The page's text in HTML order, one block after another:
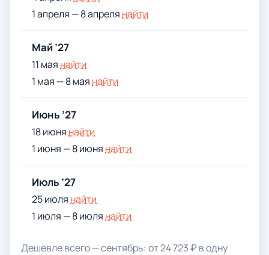
1 апреля — 8 апреля найти
Май ’27
11 мая найти
1 мая — 8 мая найти
Июнь ’27
18 июня найти
1 июня — 8 июня найти
Июль ’27
25 июля найти
1 июля — 8 июля найти
Дешевле всего — сентябрь: от 24 723 ₽ в одну